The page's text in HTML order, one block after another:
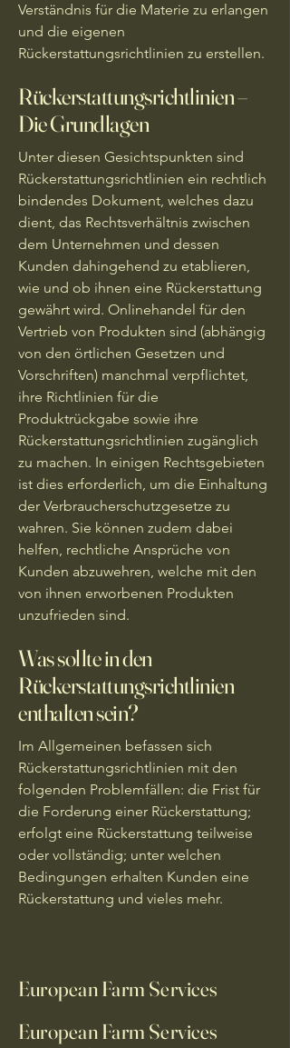
Verständnis für die Materie zu erlangen
und die eigenen
Rückerstattungsrichtlinien zu erstellen.
Rückerstattungsrichtlinien –
Die Grundlagen
Unter diesen Gesichtspunkten sind
Rückerstattungsrichtlinien ein rechtlich
bindendes Dokument, welches dazu
dient, das Rechtsverhältnis zwischen
dem Unternehmen und dessen
Kunden dahingehend zu etablieren,
wie und ob ihnen eine Rückerstattung
gewährt wird. Onlinehandel für den
Vertrieb von Produkten sind (abhängig
von den örtlichen Gesetzen und
Vorschriften) manchmal verpflichtet,
ihre Richtlinien für die
Produktrückgabe sowie ihre
Rückerstattungsrichtlinien zugänglich
zu machen. In einigen Rechtsgebieten
ist dies erforderlich, um die Einhaltung
der Verbraucherschutzgesetze zu
wahren. Sie können zudem dabei
helfen, rechtliche Ansprüche von
Kunden abzuwehren, welche mit den
von ihnen erworbenen Produkten
unzufrieden sind.
Was sollte in den
Rückerstattungsrichtlinien
enthalten sein?
Im Allgemeinen befassen sich
Rückerstattungsrichtlinien mit den
folgenden Problemfällen: die Frist für
die Forderung einer Rückerstattung;
erfolgt eine Rückerstattung teilweise
oder vollständig; unter welchen
Bedingungen erhalten Kunden eine
Rückerstattung und vieles mehr.
European Farm Services
European Farm Services